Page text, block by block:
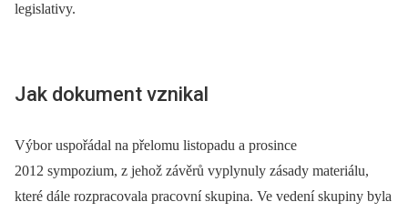
legislativy.
Jak dokument vznikal
Výbor uspořádal na přelomu listopadu a prosince
2012 sympozium, z jehož závěrů vyplynuly zásady materiálu,
které dále rozpracovala pracovní skupina. Ve vedení skupiny byla